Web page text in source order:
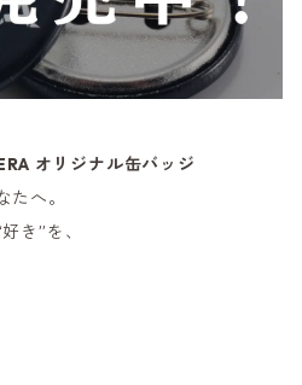
オリジナル缶バッジ
へ。
き”を、